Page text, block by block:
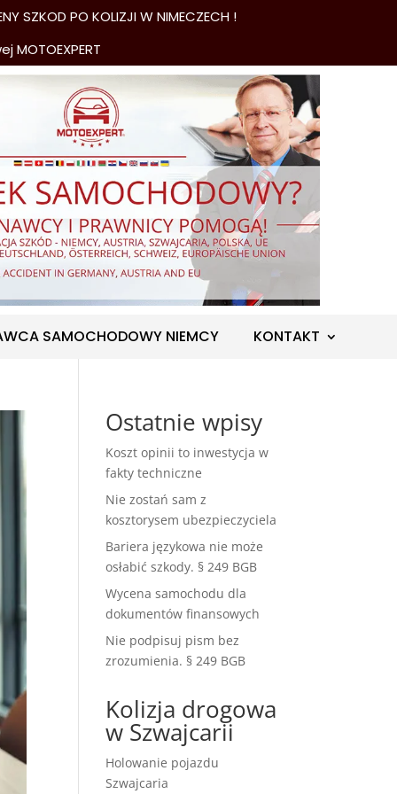
PO KOLIZJI W NIMECZECH !
SAMOCHODOWY NIEMCY KONTAKT
Ostatnie wpisy
Koszt opinii to inwestycja w
fakty techniczne
Nie zostań sam z
kosztorysem ubezpieczyciela
Bariera językowa nie może
osłabić szkody. § 249 BGB
Wycena samochodu dla
dokumentów finansowych
Nie podpisuj pism bez
zrozumienia. § 249 BGB
Kolizja drogowa
w Szwajcarii
Holowanie pojazdu
Szwajcaria